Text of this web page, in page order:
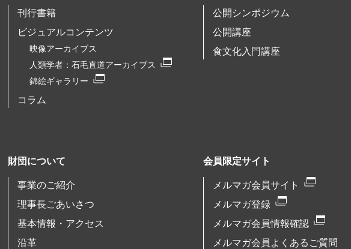
刊行書籍
ビジュアルコンテンツ
映像アーカイブス
人類学者： 石毛直道アーカイブス
錦絵ギャラリー
コラム
公開シンポジウム
公開講座
食文化入門講座
財団について
事業のご紹介
理事長ごあいさつ
基本情報・アクセス
沿革
会員限定サイト
メルマガ会員サイト
メルマガ登録
メルマガ会員情報確認
メルマガ会員よくあるご質問